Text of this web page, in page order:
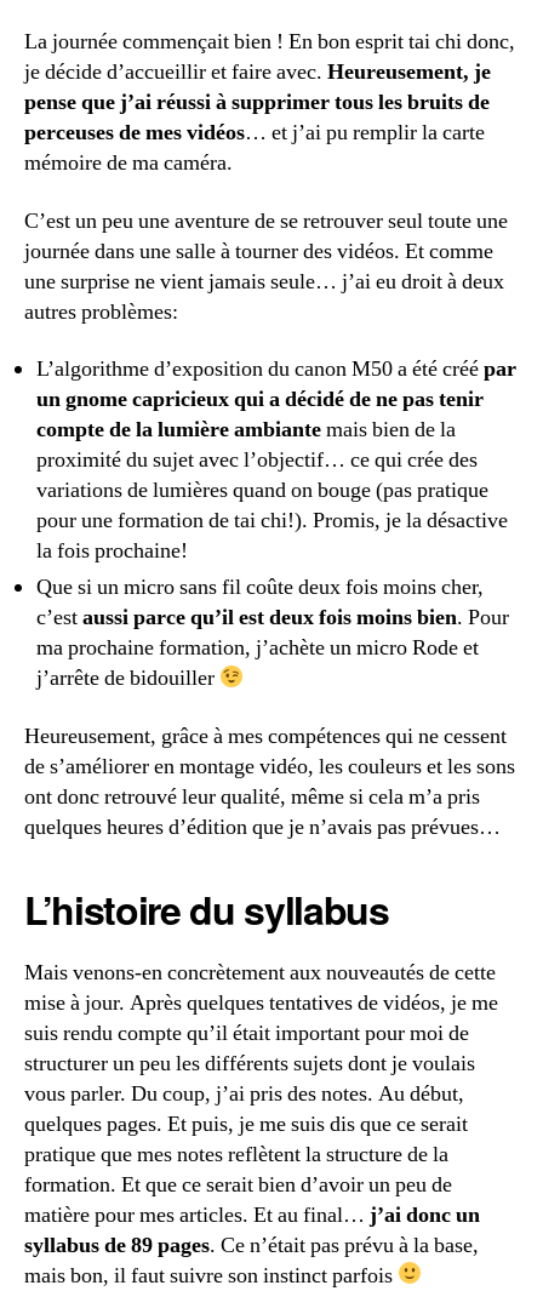
La journée commençait bien ! En bon esprit tai chi donc,
je décide d’accueillir et faire avec. Heureusement, je
pense que j’ai réussi à supprimer tous les bruits de
perceuses de mes vidéos… et j’ai pu remplir la carte
mémoire de ma caméra.
C’est un peu une aventure de se retrouver seul toute une
journée dans une salle à tourner des vidéos. Et comme
une surprise ne vient jamais seule… j’ai eu droit à deux
autres problèmes:
L’algorithme d’exposition du canon M50 a été créépar
un gnome capricieux qui a décidé de ne pas tenir
compte de la lumière ambiantemais bien de la
proximité du sujet avec l’objectif… ce qui crée des
variations de lumières quand on bouge (pas pratique
pour une formation de tai chi!). Promis, je la désactive
la fois prochaine!
Que si un micro sans fil coûte deux fois moins cher,
c’estaussi parce qu’il est deux fois moins bien. Pour
ma prochaine formation, j’achète un micro Rode et
j’arrête de bidouiller
Heureusement, grâce à mes compétences qui ne cessent
de s’améliorer en montage vidéo, les couleurs et les sons
ont donc retrouvé leur qualité, même si cela m’a pris
quelques heures d’édition que je n’avais pas prévues…
L’histoire du syllabus
Mais venons-en concrètement aux nouveautés de cette
mise à jour. Après quelques tentatives de vidéos, je me
suis rendu compte qu’il était important pour moi de
structurer un peu les différents sujets dont je voulais
vous parler. Du coup, j’ai pris des notes. Au début,
quelques pages. Et puis, je me suis dis que ce serait
pratique que mes notes reflètent la structure de la
formation. Et que ce serait bien d’avoir un peu de
matière pour mes articles. Et au final… j’ai donc un
syllabus de 89 pages. Ce n’était pas prévu à la base,
mais bon, il faut suivre son instinct parfois